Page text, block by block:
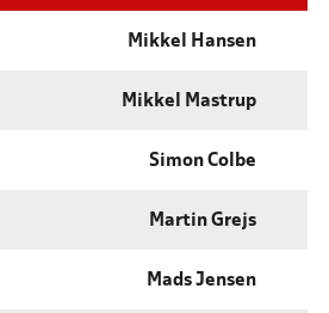
Mikkel Hansen
Mikkel Mastrup
Simon Colbe
Martin Grejs
Mads Jensen